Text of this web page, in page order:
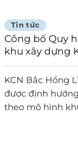
Tin tức
Công bố Quy
khu xây dựng
Hồng Lĩnh
KCN Bắc Hồng
được định
theo mô hình